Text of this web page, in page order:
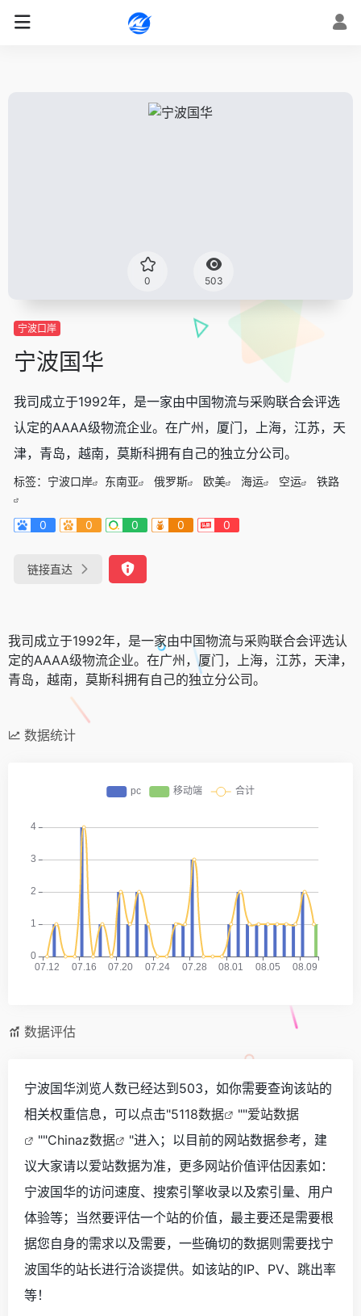
0 503
宁波口岸
宁波国华
我司成立于1992年，是一家由中国物流与采购联合会评选
认定的AAAA级物流企业。在广州，厦门，上海，江苏，天
津，青岛，越南，莫斯科拥有自己的独立分公司。
标签： 宁波口岸 东南亚 俄罗斯 欧美 海运 空运 铁路
0 0 0 0 0
链接直达
我司成立于1992年，是一家由中国物流与采购联合会评选认
定的AAAA级物流企业。在广州，厦门，上海，江苏，天津，
青岛，越南，莫斯科拥有自己的独立分公司。
数据统计
数据评估
宁波国华浏览人数已经达到503，如你需要查询该站的
相关权重信息，可以点击"5118数据 ""爱站数据
""Chinaz数据
"进入；以目前的网站数据参考，建
议大家请以爱站数据为准，更多网站价值评估因素如：
宁波国华的访问速度、搜索引擎收录以及索引量、用户
体验等；当然要评估一个站的价值，最主要还是需要根
据您自身的需求以及需要，一些确切的数据则需要找宁
波国华的站长进行洽谈提供。如该站的IP、PV、跳出率
等！